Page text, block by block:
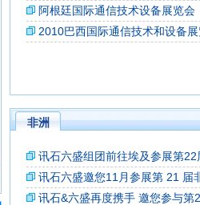
阿根廷国际通信技术设备展览会
2010巴西国际通信技术和设备
非洲
讯石六盛组团前往埃及参展第
讯石六盛邀您11月参展第 21 届
讯石&六盛再度携手 邀您参与